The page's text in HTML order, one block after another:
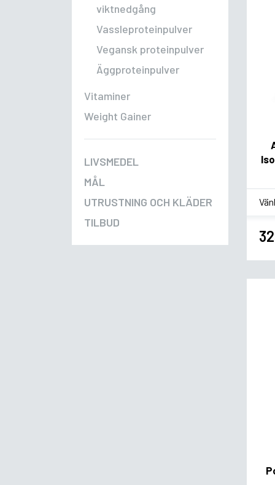
viktnedgång
Vassleproteinpulver
Vegansk proteinpulver
Äggproteinpulver
Vitaminer
Weight Gainer
LIVSMEDEL
MÅL
UTRUSTNING OCH KLÄDER
TILBUD
*